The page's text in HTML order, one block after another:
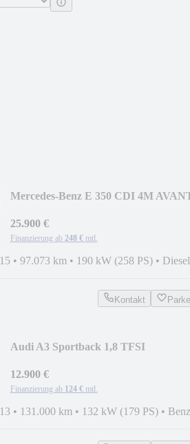
Mercedes-Benz E 350 CDI 4M
25.900 €
Finanzierung ab 248 € mtl.
• 97.073 km • 190 kW (258 PS) • Diesel
Kontakt
Audi A3 Sportback 1,8 TFSI
12.900 €
Finanzierung ab 124 € mtl.
• 131.000 km • 132 kW (179 PS) •